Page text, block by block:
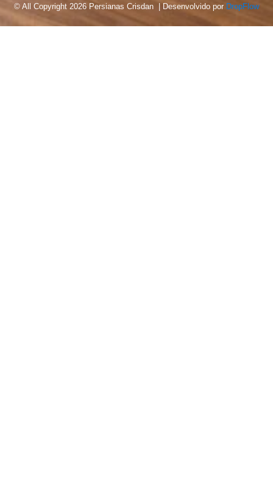
© All Copyright 2026 Persianas Crisdan | Desenvolvido por DropFlow